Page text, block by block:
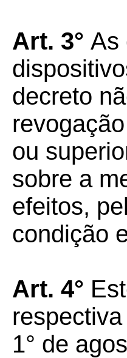
Art. 3° As
decreto
ou
sobre a
efeitos,
condição
Art. 4°
1° de